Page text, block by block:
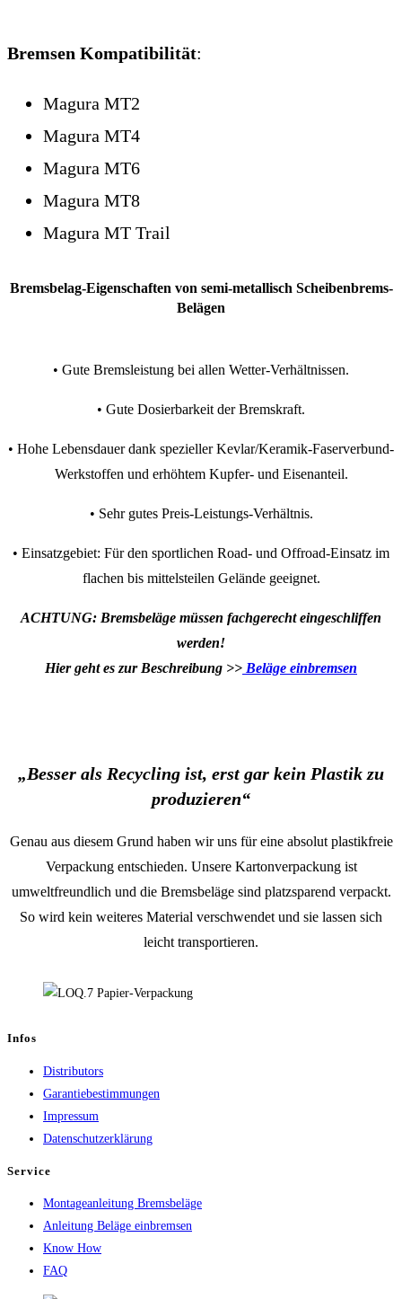
Bremsen Kompatibilität:
Magura MT2
Magura MT4
Magura MT6
Magura MT8
Magura MT Trail
Bremsbelag-Eigenschaften von semi-metallisch Scheibenbrems-
Belägen
• Gute Bremsleistung bei allen Wetter-Verhältnissen.
• Gute Dosierbarkeit der Bremskraft.
• Hohe Lebensdauer dank spezieller Kevlar/Keramik-Faserverbund-
Werkstoffen und erhöhtem Kupfer- und Eisenanteil.
• Sehr gutes Preis-Leistungs-Verhältnis.
• Einsatzgebiet: Für den sportlichen Road- und Offroad-Einsatz im
flachen bis mittelsteilen Gelände geeignet.
ACHTUNG: Bremsbeläge müssen fachgerecht eingeschliffen
werden!
Hier geht es zur Beschreibung >> Beläge einbremsen
„Besser als Recycling ist, erst gar kein Plastik zu
produzieren“
Genau aus diesem Grund haben wir uns für eine absolut plastikfreie
Verpackung entschieden. Unsere Kartonverpackung ist
umweltfreundlich und die Bremsbeläge sind platzsparend verpackt.
So wird kein weiteres Material verschwendet und sie lassen sich
leicht transportieren.
Infos
Distributors
Garantiebestimmungen
Impressum
Datenschutzerklärung
Service
Montageanleitung Bremsbeläge
Anleitung Beläge einbremsen
Know How
FAQ